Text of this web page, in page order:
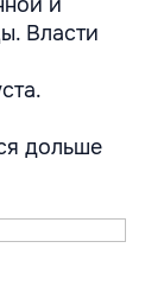
Власти
дольше